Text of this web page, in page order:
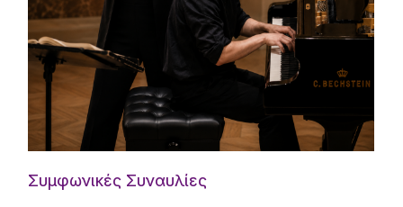
Συμφωνικές Συναυλίες